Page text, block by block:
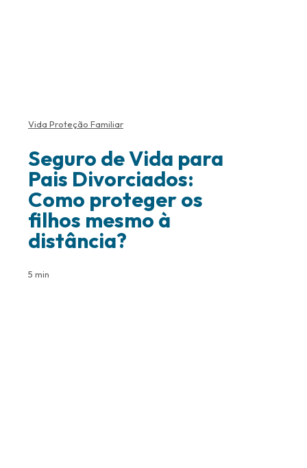
Vida Proteção Familiar
Seguro de Vida para
Pais Divorciados:
Como proteger os
filhos mesmo à
distância?
5 min